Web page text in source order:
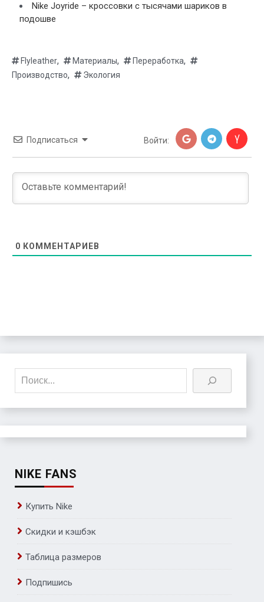
Nike Joyride – кроссовки с тысячами шариков в
подошве
Flyleather, Материалы, Переработка,
Производство, Экология
Подписаться Войти:
0 КОММЕНТАРИЕВ
Поиск
NIKE FANS
Купить Nike
Скидки и кэшбэк
Таблица размеров
Подпишись